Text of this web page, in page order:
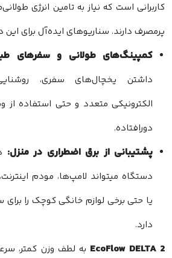
کاربرانی است که نیاز به تامین انرژی
پرمصرف دارند. سناریوهای ایده‌آل برای
کمپینگ‌های طولانی و سفرهای
داشتن یخچال‌های سفری،
الکترونیکی متعدد و حتی استفاده
دورافتاده.
پشتیبانی از برق اضطراری در منزل:
دستگاه میتواند لامپ‌ها، مودم
یا حتی برخی لوازم خانگی کوچک را
دارد.
EcoFlow DELTA 2 به لطف وزن کمتر،